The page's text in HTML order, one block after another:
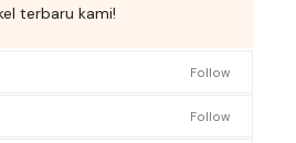
terbaru kami!
Follow
Follow